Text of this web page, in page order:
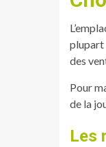
plupart
des
Pour
de la
Les